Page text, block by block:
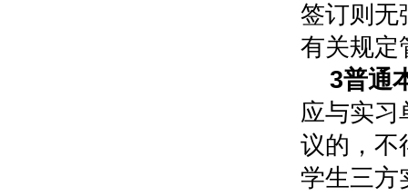
签订则无
有关规定
3普通
应与实习
议的，不
学生三方